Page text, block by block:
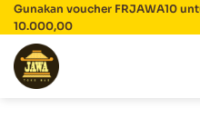
Skip
to
content
Gunakan voucher FRJAWA10
10.000,00